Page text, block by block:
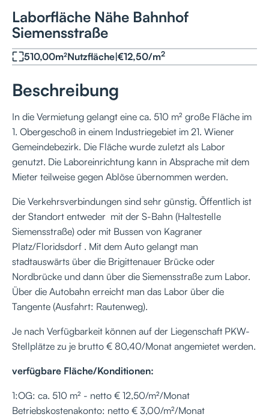
Laborfläche Nähe Bahnhof
Siemensstraße
510,00m²Nutzfläche|€12,50/m2
Beschreibung
In die Vermietung gelangt eine ca. 510 m² große Fläche im
1. Obergeschoß in einem Industriegebiet im 21. Wiener
Gemeindebezirk. Die Fläche wurde zuletzt als Labor
genutzt. Die Laboreinrichtung kann in Absprache mit dem
Mieter teilweise gegen Ablöse übernommen werden.
Die Verkehrsverbindungen sind sehr günstig. Öffentlich ist
der Standort entweder mit der S-Bahn (Haltestelle
Siemensstraße) oder mit Bussen von Kagraner
Platz/Floridsdorf . Mit dem Auto gelangt man
stadtauswärts über die Brigittenauer Brücke oder
Nordbrücke und dann über die Siemensstraße zum Labor.
Über die Autobahn erreicht man das Labor über die
Tangente (Ausfahrt: Rautenweg).
Je nach Verfügbarkeit können auf der Liegenschaft PKW-
Stellplätze zu je brutto € 80,40/Monat angemietet werden.
verfügbare Fläche/Konditionen:
1:OG: ca. 510 m² - netto € 12,50/m²/Monat
Betriebskostenakonto: netto € 3,00/m²/Monat